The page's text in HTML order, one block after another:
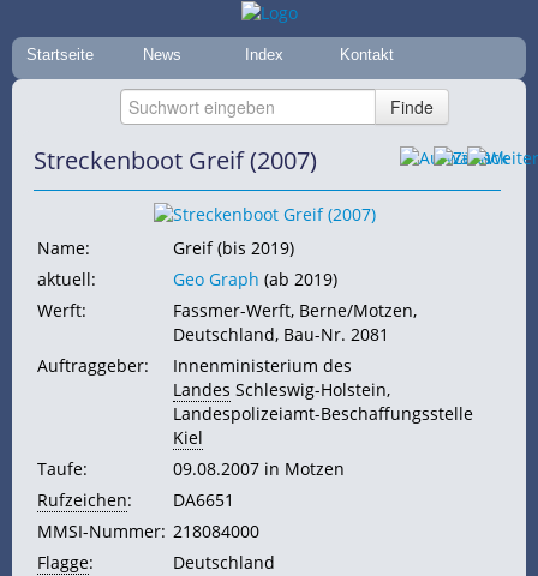
Startseite News Index Kontakt
Streckenboot Greif (2007)
Name:
Greif (bis 2019)
aktuell:
Geo Graph (ab 2019)
Werft:
Fassmer-Werft, Berne/Motzen,
Deutschland, Bau-Nr. 2081
Auftraggeber:
Innenministerium des
Landes Schleswig-Holstein,
Landespolizeiamt-Beschaffungsstelle
Kiel
Taufe:
09.08.2007 in Motzen
Rufzeichen:
DA6651
MMSI-Nummer: 218084000
Flagge: Deutschland